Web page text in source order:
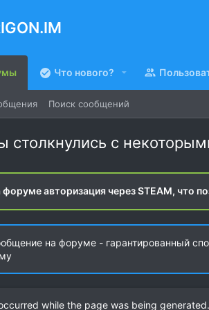
Что нового?
Поиск сообщений
столкнулись с
форуме авторизация через STEAM, что
на форуме - гарантированный
while the page was being